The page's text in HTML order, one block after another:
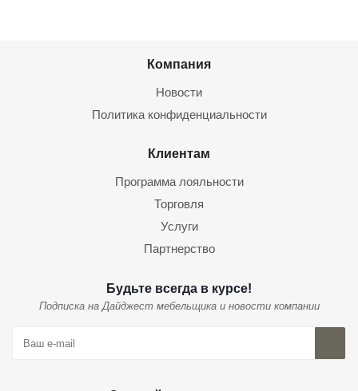
Компания
Новости
Политика конфиденциальности
Клиентам
Программа лояльности
Торговля
Услуги
Партнерство
Будьте всегда в курсе!
Подписка на Дайджест мебельщика и новости компании